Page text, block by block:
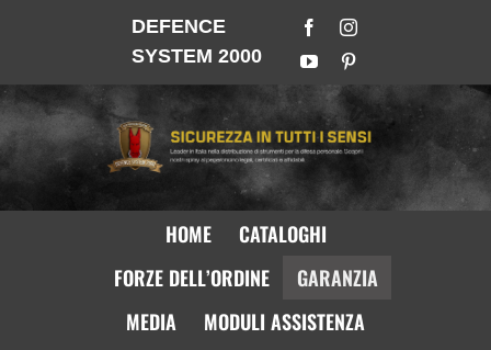
DEFENCE
SYSTEM 2000
HOME
CATALOGHI
FORZE DELL’ORDINE
GARANZIA
MEDIA
MODULI ASSISTENZA